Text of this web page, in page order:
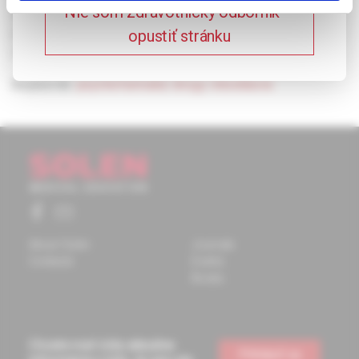
akútne situácie súvisiace s konzumom drog v našich
podmienkach. Poskytujú sa praktické rady, ako uvedenému
riziku intoxikácie psychofarmakami predísť.
Keywords:psychofarmaká,drogy,intoxikácie.
Nie som zdravotnícky odborník –
opustiť stránku